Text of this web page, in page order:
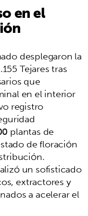
en el
desplegaron la
Tejares tras
que
en el interior
registro
plantas de
de floración
un sofisticado
extractores y
a acelerar el